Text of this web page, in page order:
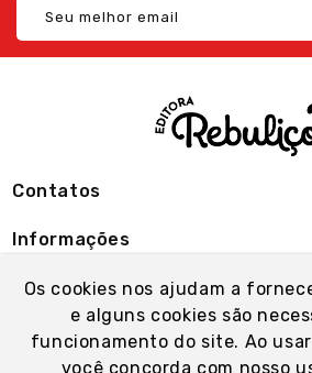
Os cookies nos ajudam a
e alguns cookies são
funcionamento do site. Ao
você concorda com nosso
Contatos
Informações
Minha Conta